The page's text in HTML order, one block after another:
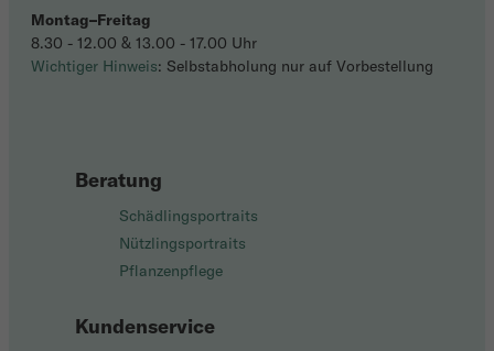
Beratung
Schädlingsportraits
Nützlingsportraits
Pflanzenpflege
Kundenservice
Montag–Freitag
8.30 - 12.00 & 13.00 - 17.00 Uhr
Wichtiger Hinweis: Selbstabholung nur auf Vorbestellung